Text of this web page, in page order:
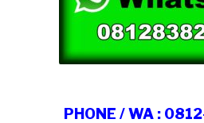
PHONE / WA :